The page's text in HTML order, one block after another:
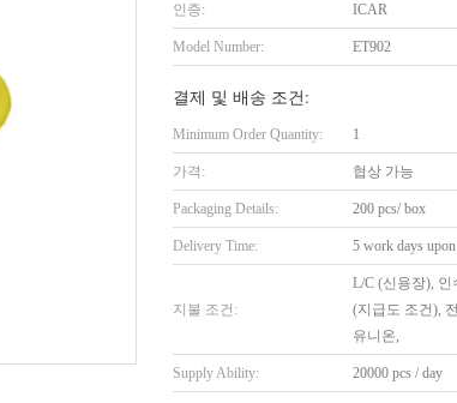
인증: ICAR
Model Number: ET902
결제 및 배송 조건:
Minimum Order Quantity: 1
가격: 협상 가능
Packaging Details: 200 pcs/ box
Delivery Time: 5 work days
지불 조건:
L/C (신용장), 인
(지급도 조건),
유니온,
Supply Ability: 20000 pcs / day